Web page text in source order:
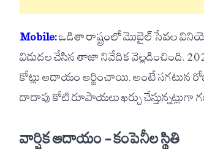
Mobile:ఒడిశా రాష్ట్రంలో మొబైల్ సేవల
విడుదల చేసిన తాజా నివేదిక వెల్లడించింది.
కోట్లు ఆదాయం ఆర్జించాయి. అంటే సగటున
దాదాపు కోటి రూపాయలు ఖర్చు
వార్షిక ఆదాయం – కంపెనీల స్థితి